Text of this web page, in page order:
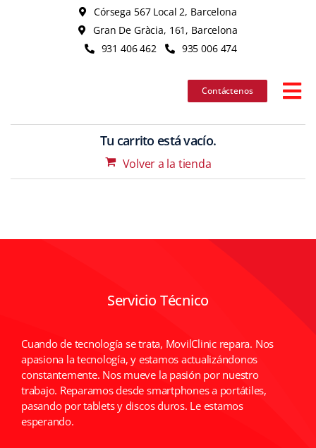
Córsega 567 Local 2, Barcelona
Gran De Gràcia, 161, Barcelona
931 406 462
935 006 474
Contáctenos
Tu carrito está vacío.
Volver a la tienda
Servicio Técnico
Cuando de tecnología se trata, MovilClinic repara. Nos
apasiona la tecnología, y estamos actualizándonos
constantemente. Nos mueve la pasión por nuestro
trabajo. Reparamos desde smartphones a portátiles,
pasando por tablets y discos duros. Le estamos
esperando.